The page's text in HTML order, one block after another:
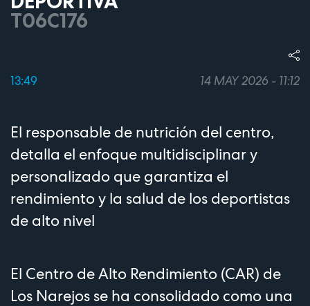
T06C176
13:49 14 MAY 2026 - 11:12
El responsable de nutrición del centro,
detalla el enfoque multidisciplinar y
personalizado que garantiza el
rendimiento y la salud de los deportistas
de alto nivel
El Centro de Alto Rendimiento (CAR) de
Los Narejos se ha consolidado como una